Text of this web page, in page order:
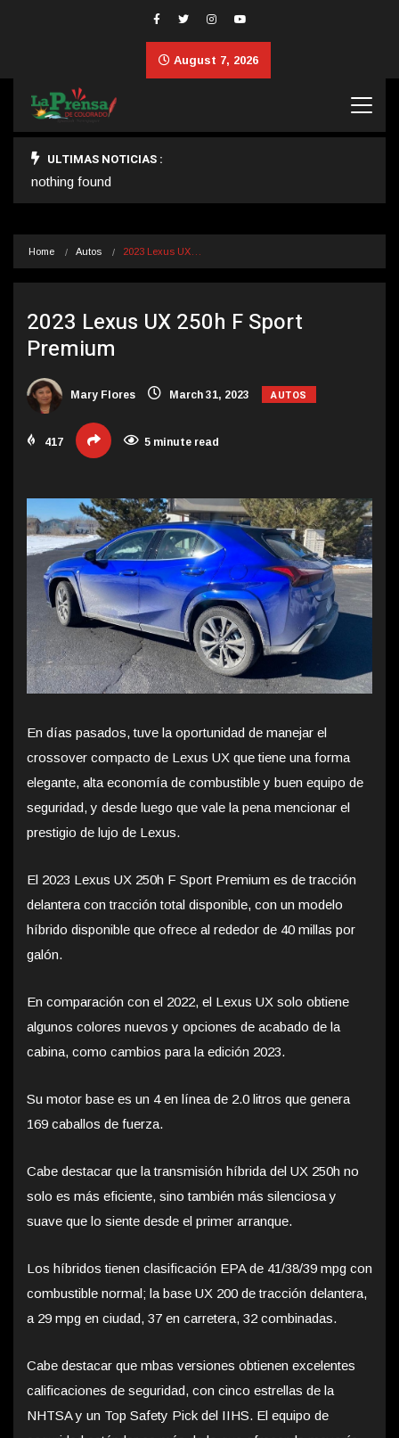
August 7, 2026
ULTIMAS NOTICIAS :
nothing found
Home Autos 2023 Lexus UX…
2023 Lexus UX 250h F Sport
Premium
Mary Flores March 31, 2023 AUTOS
417 5 minute read
En días pasados, tuve la oportunidad de manejar el
crossover compacto de Lexus UX que tiene una forma
elegante, alta economía de combustible y buen equipo de
seguridad, y desde luego que vale la pena mencionar el
prestigio de lujo de Lexus.
El 2023 Lexus UX 250h F Sport Premium es de tracción
delantera con tracción total disponible, con un modelo
híbrido disponible que ofrece al rededor de 40 millas por
galón.
En comparación con el 2022, el Lexus UX solo obtiene
algunos colores nuevos y opciones de acabado de la
cabina, como cambios para la edición 2023.
Su motor base es un 4 en línea de 2.0 litros que genera
169 caballos de fuerza.
Cabe destacar que la transmisión híbrida del UX 250h no
solo es más eficiente, sino también más silenciosa y
suave que lo siente desde el primer arranque.
Los híbridos tienen clasificación EPA de 41/38/39 mpg con
combustible normal; la base UX 200 de tracción delantera,
a 29 mpg en ciudad, 37 en carretera, 32 combinadas.
Cabe destacar que mbas versiones obtienen excelentes
calificaciones de seguridad, con cinco estrellas de la
NHTSA y un Top Safety Pick del IIHS. El equipo de